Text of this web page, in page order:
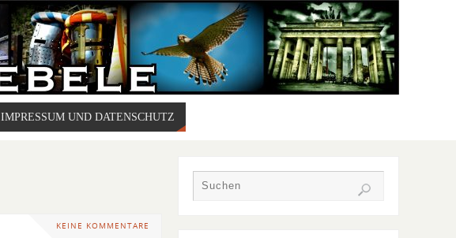
IMPRESSUM UND DATENSCHUTZ
KEINE KOMMENTARE